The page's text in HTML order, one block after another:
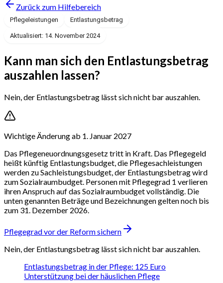
Zurück zum Hilfebereich
Pflegeleistungen Entlastungsbetrag
Aktualisiert: 14. November 2024
Kann man sich den Entlastungsbetrag
auszahlen lassen?
Nein, der Entlastungsbetrag lässt sich nicht bar auszahlen.
Wichtige Änderung ab 1. Januar 2027
Das Pflegeneuordnungsgesetz tritt in Kraft. Das Pflegegeld
heißt künftig Entlastungsbudget, die Pflegesachleistungen
werden zu Sachleistungsbudget, der Entlastungsbetrag wird
zum Sozialraumbudget. Personen mit Pflegegrad 1 verlieren
ihren Anspruch auf das Sozialraumbudget vollständig. Die
unten genannten Beträge und Bezeichnungen gelten noch bis
zum 31. Dezember 2026.
Pflegegrad vor der Reform sichern
Nein, der Entlastungsbetrag lässt sich nicht bar auszahlen.
Entlastungsbetrag in der Pflege: 125 Euro
Unterstützung bei der häuslichen Pflege